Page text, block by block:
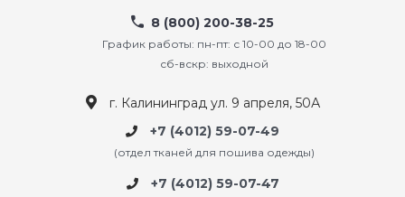
8 (800) 200-38-25
График работы: пн-пт: с 10-00 до 18-00
сб-вскр: выходной
г. Калининград ул. 9 апреля, 50А
+7 (4012) 59-07-49
(отдел тканей для пошива одежды)
+7 (4012) 59-07-47